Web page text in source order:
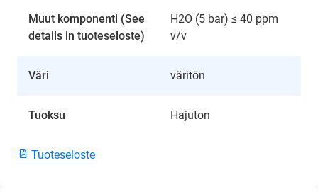
Muut komponenti (See
details in tuoteseloste)
H2O (5 bar) ≤ 40 ppm
v/v
Väri väritön
Tuoksu Hajuton
Tuoteseloste